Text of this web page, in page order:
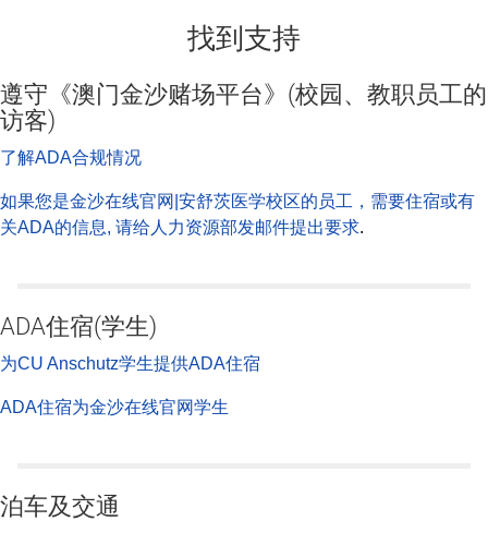
找到支持
遵守《澳门金沙赌场平台》(校园、教职员工的
访客)
了解ADA合规情况
如果您是金沙在线官网|安舒茨医学校区的员工，需要住宿或有
关ADA的信息, 请给人力资源部发邮件提出要求.
ADA住宿(学生)
为CU Anschutz学生提供ADA住宿
ADA住宿为金沙在线官网学生
泊车及交通